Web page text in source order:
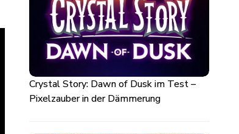
Crystal Story: Dawn of Dusk im Test –
Pixelzauber in der Dämmerung